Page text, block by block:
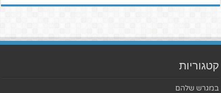
קטגוריות
במגרש שלהם